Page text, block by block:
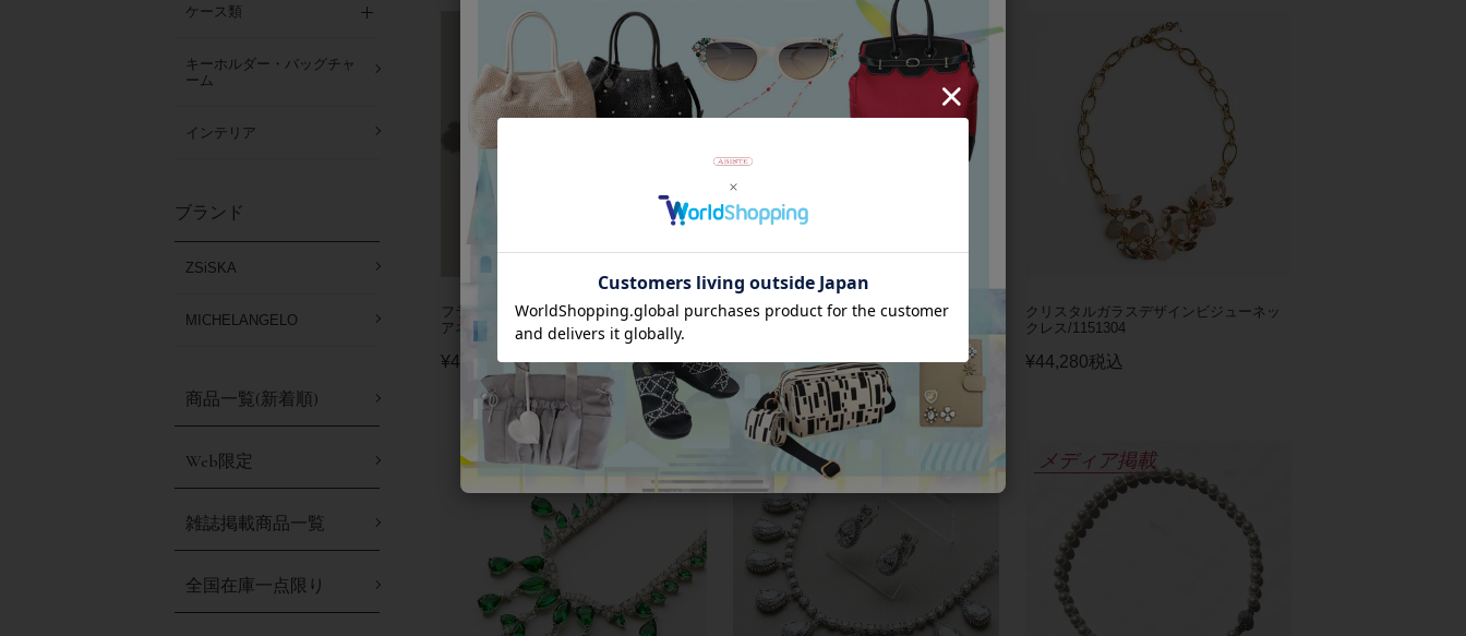
ケース類
キーホルダー・バッグチャ
ーム
インテリア
ブランド
ZSiSKA
MICHELANGELO
商品一覧(新着順)
Web限定
雑誌掲載商品一覧
全国在庫一点限り
フラワーモチーフキュービックジルコニ
アネックレス・イヤリングセット
¥46,200税込
淡水パール3連ブレスレット
クリスタルガラスデザインビジューネッ
クレス/1151304
¥44,280税込
メディア掲載